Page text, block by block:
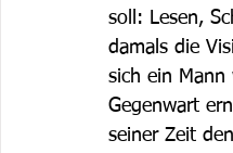
soll: Lesen,
damals die
sich ein
Gegenwart
seiner Zeit